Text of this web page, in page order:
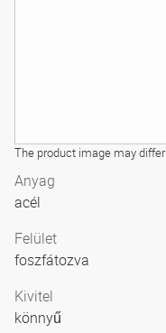
The product image may differ
Anyag
acél
Felület
foszfátozva
Kivitel
könnyű